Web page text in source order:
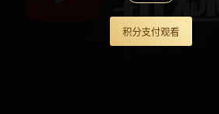
积分支付观看